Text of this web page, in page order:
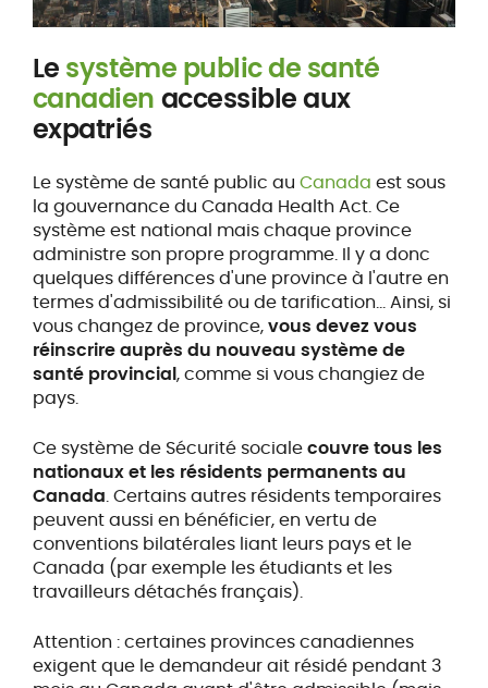
Le système public de santé
canadien accessible aux
expatriés
Le système de santé public au Canada est sous
la gouvernance du Canada Health Act. Ce
système est national mais chaque province
administre son propre programme. Il y a donc
quelques différences d'une province à l'autre en
termes d'admissibilité ou de tarification… Ainsi, si
vous changez de province,vous devez vous
réinscrire auprès du nouveau système de
santé provincial, comme si vous changiez de
pays.
Ce système de Sécurité socialecouvre tous les
nationaux et les résidents permanents au
Canada. Certains autres résidents temporaires
peuvent aussi en bénéficier, en vertu de
conventions bilatérales liant leurs pays et le
Canada (par exemple les étudiants et les
travailleurs détachés français).
Attention : certaines provinces canadiennes
exigent que le demandeur ait résidé pendant 3